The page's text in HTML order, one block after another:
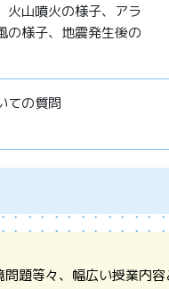
火山噴火の様子、アラ
の様子、地震発生後の
ての質問
題等々、幅広い授業内